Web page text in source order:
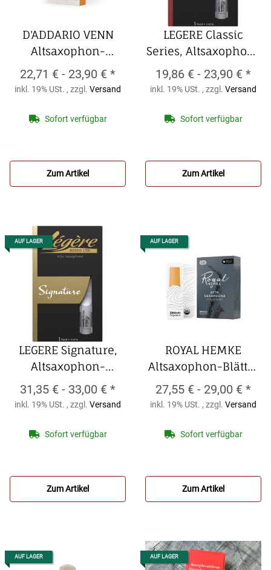
D'ADDARIO VENN
Altsaxophon-
Kunststoffblatt
D'ADDARIO VENN
Kunststoffblatt
22,71 € - 23,90 € *
inkl. 19% USt. , zzgl. Versand
Sofort verfügbar
Zum Artikel
LEGERE Classic
Series, Altsaxophon-
Kunststoffblatt
LEGERE Classic
Kunststoffblatt
19,86 € - 23,90 € *
inkl. 19% USt. , zzgl. Versand
Sofort verfügbar
Zum Artikel
AUF LAGER
LEGERE Signature,
Altsaxophon-
Kunststoffblatt
LEGERE Signature,
Kunststoffblatt
31,35 € - 33,00 € *
inkl. 19% USt. , zzgl. Versand
Sofort verfügbar
Zum Artikel
AUF LAGER
ROYAL HEMKE
Altsaxophon-Blätter
ORGANIC (10er
Packung)
ROYAL
Altsaxophon-Blätter
27,55 € - 29,00 € *
inkl. 19% USt. , zzgl. Versand
Sofort verfügbar
Zum Artikel
AUF LAGER AUF LAGER